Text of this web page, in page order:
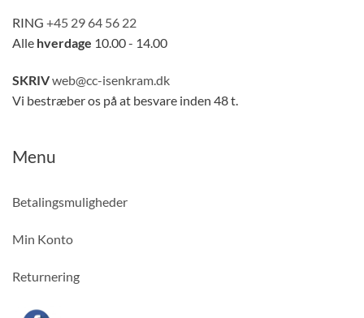
RING +45 29 64 56 22
Alle hverdage 10.00 - 14.00
SKRIVweb@cc-isenkram.dk
Vi bestræber os på at besvare inden 48 t.
Menu
Betalingsmuligheder
Min Konto
Returnering